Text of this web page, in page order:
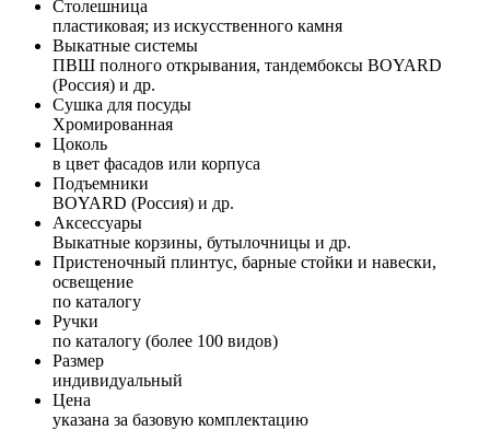
Столешница
пластиковая; из искусственного камня
Выкатные системы
ПВШ полного открывания, тандембоксы BOYARD
(Россия) и др.
Сушка для посуды
Хромированная
Цоколь
в цвет фасадов или корпуса
Подъемники
BOYARD (Россия) и др.
Аксессуары
Выкатные корзины, бутылочницы и др.
Пристеночный плинтус, барные стойки и навески,
освещение
по каталогу
Ручки
по каталогу (более 100 видов)
Размер
индивидуальный
Цена
указана за базовую комплектацию